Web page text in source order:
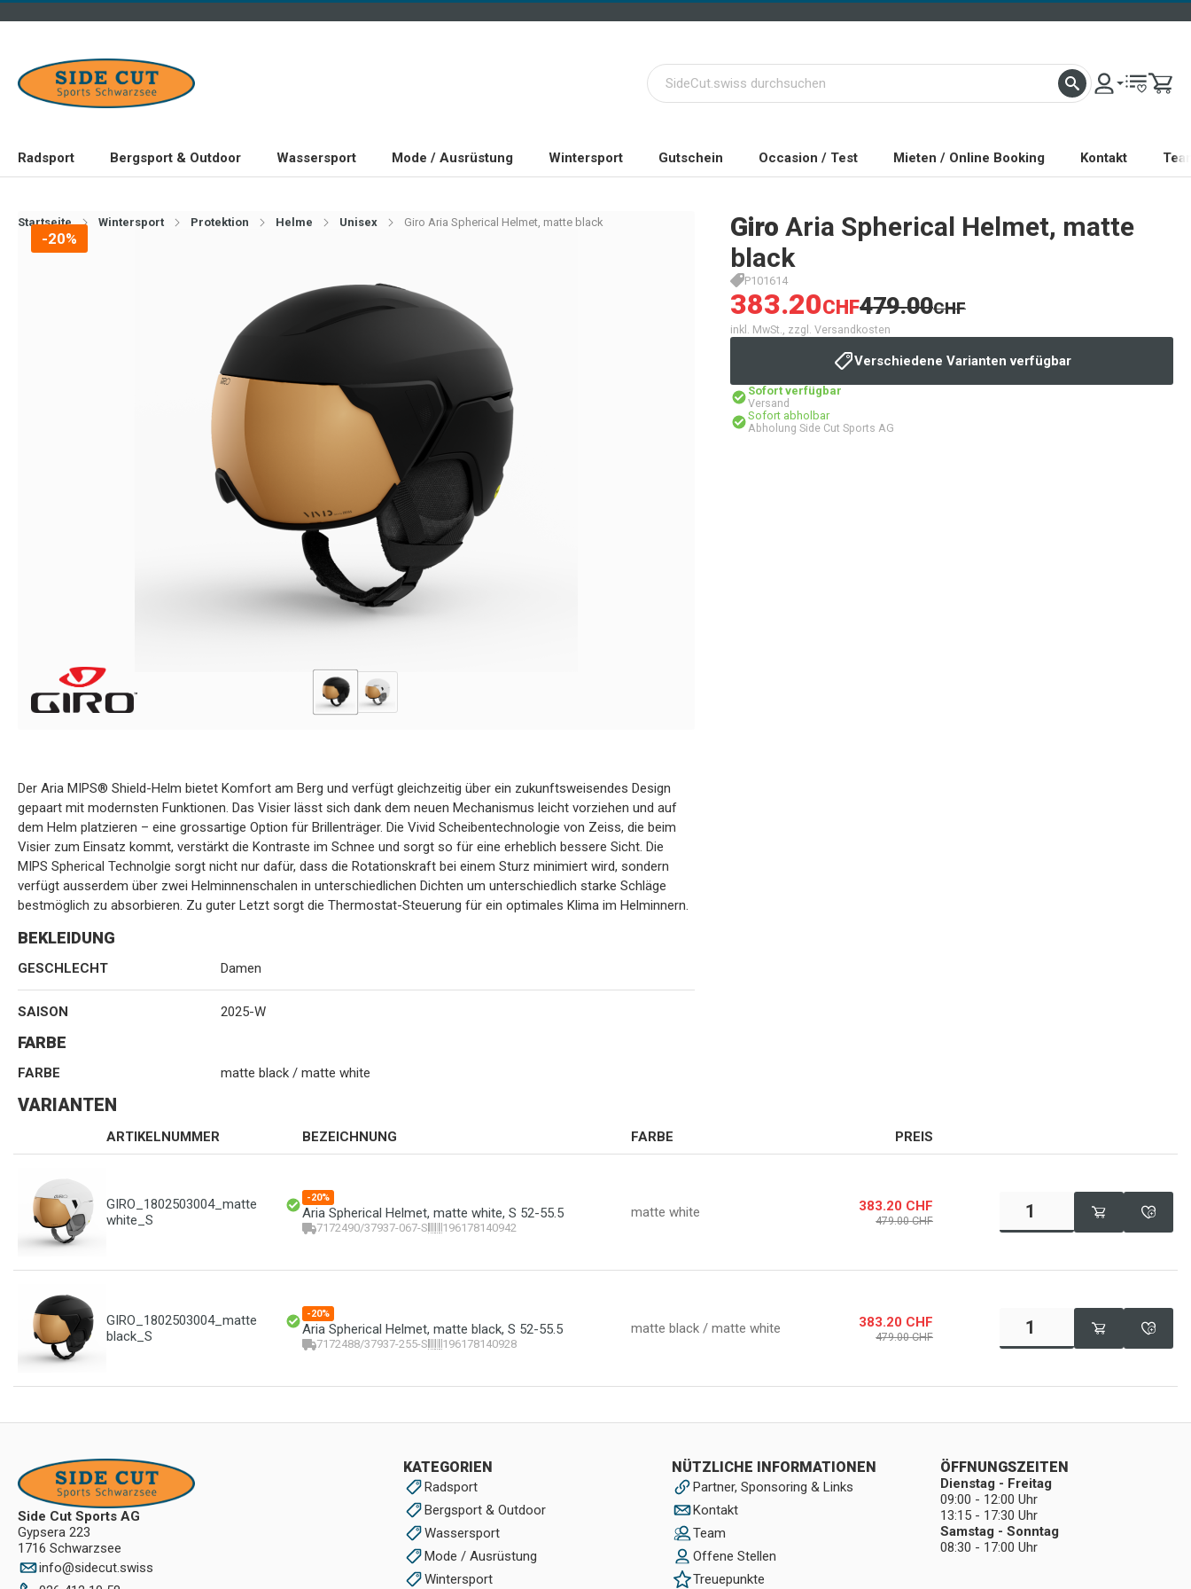
Radsport Bergsport & Outdoor Wassersport Mode / Ausrüstung Wintersport Gutschein Occasion / Test Mieten / Online Booking Kontakt
Startseite Wintersport Protektion Helme Unisex Giro Aria Spherical Helmet, matte black
-20% Giro Aria Spherical Helmet, matte
black
P101614
383.20CHF479.00CHF
inkl. MwSt., zzgl. Versandkosten
Verschiedene Varianten verfügbar
Sofort verfügbar
Versand
Sofort abholbar
Abholung Side Cut Sports AG
Der Aria MIPS® Shield-Helm bietet Komfort am Berg und verfügt gleichzeitig über ein zukunftsweisendes Design
gepaart mit modernsten Funktionen. Das Visier lässt sich dank dem neuen Mechanismus leicht vorziehen und auf
dem Helm platzieren – eine grossartige Option für Brillenträger. Die Vivid Scheibentechnologie von Zeiss, die beim
Visier zum Einsatz kommt, verstärkt die Kontraste im Schnee und sorgt so für eine erheblich bessere Sicht. Die
MIPS Spherical Technolgie sorgt nicht nur dafür, dass die Rotationskraft bei einem Sturz minimiert wird, sondern
verfügt ausserdem über zwei Helminnenschalen in unterschiedlichen Dichten um unterschiedlich starke Schläge
bestmöglich zu absorbieren. Zu guter Letzt sorgt die Thermostat-Steuerung für ein optimales Klima im Helminnern.
BEKLEIDUNG
GESCHLECHT Damen
SAISON 2025-W
FARBE
FARBE matte black / matte white
VARIANTEN
ARTIKELNUMMER BEZEICHNUNG FARBE PREIS
GIRO_1802503004_matte
white_S
-20%
Aria Spherical Helmet, matte white, S 52-55.5
7172490/37937-067-S 196178140942
matte white 383.20 CHF
479.00 CHF
GIRO_1802503004_matte
black_S
-20%
Aria Spherical Helmet, matte black, S 52-55.5
7172488/37937-255-S 196178140928
matte black / matte white 383.20 CHF
479.00 CHF
Side Cut Sports AG
Gypsera 223
1716 Schwarzsee
info@sidecut.swiss
KATEGORIEN
Radsport
Bergsport & Outdoor
Wassersport
Mode / Ausrüstung
Wintersport
NÜTZLICHE INFORMATIONEN
Partner, Sponsoring & Links
Kontakt
Team
Offene Stellen
Treuepunkte
ÖFFNUNGSZEITEN
Dienstag - Freitag
09:00 - 12:00 Uhr
13:15 - 17:30 Uhr
Samstag - Sonntag
08:30 - 17:00 Uhr